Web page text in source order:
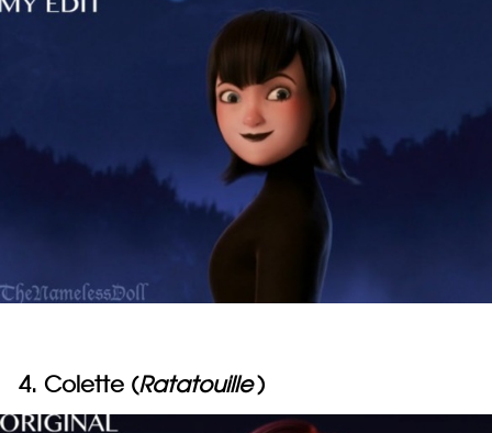
4. Colette (Ratatouille)